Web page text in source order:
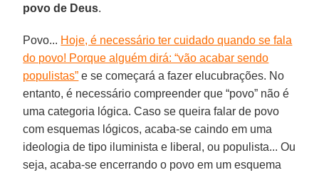
povo de Deus.
Povo... Hoje, é necessário ter cuidado quando se fala
do povo! Porque alguém dirá: “vão acabar sendo
populistas” e se começará a fazer elucubrações. No
entanto, é necessário compreender que “povo” não é
uma categoria lógica. Caso se queira falar de povo
com esquemas lógicos, acaba-se caindo em uma
ideologia de tipo iluminista e liberal, ou populista... Ou
seja, acaba-se encerrando o povo em um esquema